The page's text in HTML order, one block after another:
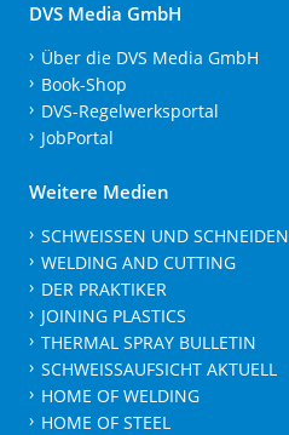
DVS Media GmbH
Über die DVS Media GmbH
Book-Shop
DVS-Regelwerksportal
JobPortal
Weitere Medien
SCHWEISSEN UND SCHNEIDEN
WELDING AND CUTTING
DER PRAKTIKER
JOINING PLASTICS
THERMAL SPRAY BULLETIN
SCHWEISSAUFSICHT AKTUELL
HOME OF WELDING
HOME OF STEEL